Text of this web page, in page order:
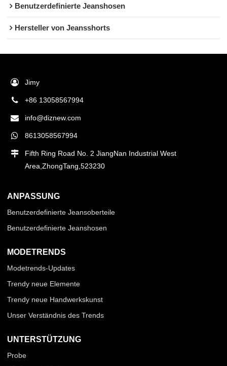
Benutzerdefinierte Jeanshosen
Hersteller von Jeansshorts
Jimy
+86 13058567994
info@diznew.com
8613058567994
Fifth Ring Road No. 2 JiangNan Industrial West
Area,ZhongTang,523230
ANPASSUNG
Benutzerdefinierte Jeansoberteile
Benutzerdefinierte Jeanshosen
MODETRENDS
Modetrends-Updates
Trendy neue Elemente
Trendy neue Handwerkskunst
Unser Verständnis des Trends
UNTERSTÜTZUNG
Probe